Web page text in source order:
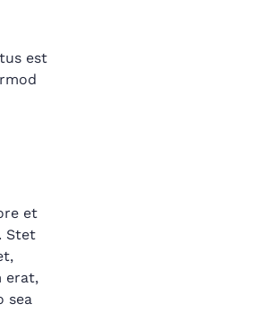
est
et
Stet
erat,
sea